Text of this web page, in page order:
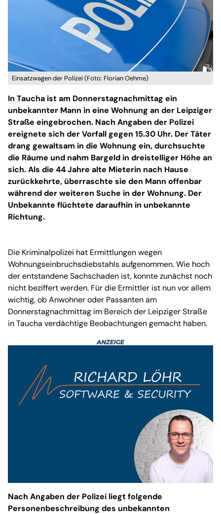
Einsatzwagen der Polizei (Foto: Florian Oehme)
In Taucha ist am Donnerstagnachmittag ein
unbekannter Mann in eine Wohnung an der Leipziger
Straße eingebrochen. Nach Angaben der Polizei
ereignete sich der Vorfall gegen 15.30 Uhr. Der Täter
drang gewaltsam in die Wohnung ein, durchsuchte
die Räume und nahm Bargeld in dreistelliger Höhe an
sich. Als die 44 Jahre alte Mieterin nach Hause
zurückkehrte, überraschte sie den Mann offenbar
während der weiteren Suche in der Wohnung. Der
Unbekannte flüchtete daraufhin in unbekannte
Richtung.
Die Kriminalpolizei hat Ermittlungen wegen
Wohnungseinbruchsdiebstahls aufgenommen. Wie hoch
der entstandene Sachschaden ist, konnte zunächst noch
nicht beziffert werden. Für die Ermittler ist nun vor allem
wichtig, ob Anwohner oder Passanten am
Donnerstagnachmittag im Bereich der Leipziger Straße
in Taucha verdächtige Beobachtungen gemacht haben.
Nach Angaben der Polizei liegt folgende
Personenbeschreibung des unbekannten